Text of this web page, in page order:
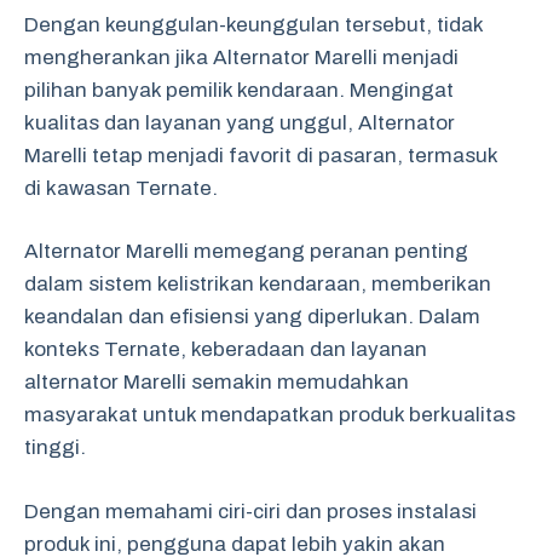
Dengan keunggulan-keunggulan tersebut, tidak
mengherankan jika Alternator Marelli menjadi
pilihan banyak pemilik kendaraan. Mengingat
kualitas dan layanan yang unggul, Alternator
Marelli tetap menjadi favorit di pasaran, termasuk
di kawasan Ternate.
Alternator Marelli memegang peranan penting
dalam sistem kelistrikan kendaraan, memberikan
keandalan dan efisiensi yang diperlukan. Dalam
konteks Ternate, keberadaan dan layanan
alternator Marelli semakin memudahkan
masyarakat untuk mendapatkan produk berkualitas
tinggi.
Dengan memahami ciri-ciri dan proses instalasi
produk ini, pengguna dapat lebih yakin akan